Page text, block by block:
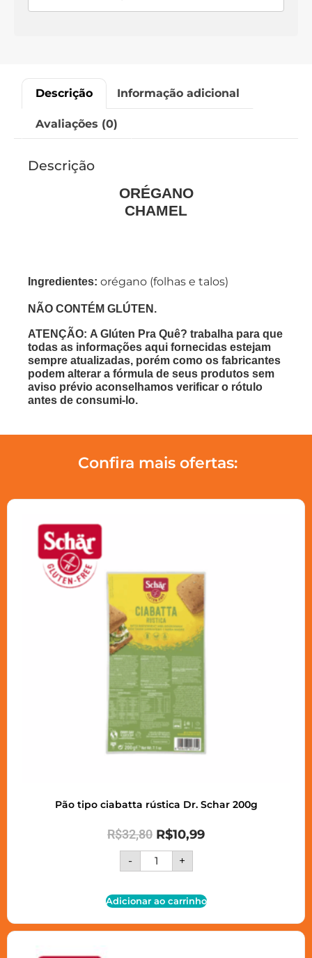
Descrição Informação adicional
Avaliações (0)
Descrição
ORÉGANO
CHAMEL
Ingredientes: orégano (folhas e talos)
NÃO CONTÉM GLÚTEN.
ATENÇÃO: A Glúten Pra Quê? trabalha para que
todas as informações aqui fornecidas estejam
sempre atualizadas, porém como os fabricantes
podem alterar a fórmula de seus produtos sem
aviso prévio aconselhamos verificar o rótulo
antes de consumi-lo.
Confira mais ofertas:
Pão tipo ciabatta rústica Dr. Schar 200g
R$32,80 R$10,99
- +
Adicionar ao carrinho